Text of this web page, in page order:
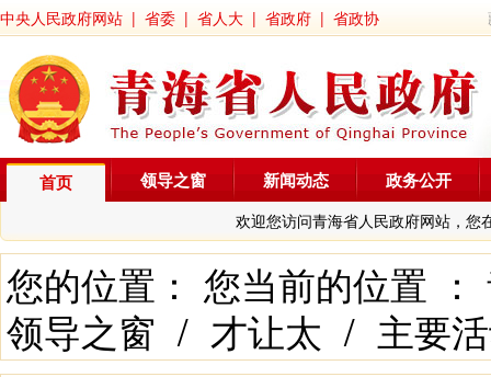
中央人民政府网站 | 省委 | 省人大 | 省政府 | 省政协
首页
欢迎您访问青海省人民政府网站，您
领导之窗 新闻动态 政务公开
您的位置： 您当前的位置 ：
领导之窗 / 才让太 / 主要